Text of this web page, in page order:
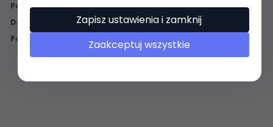
Pojemniki na żywność
Deski do krojenia
Pozostałe
Zapisz ustawienia i zamknij
Zaakceptuj wszystkie